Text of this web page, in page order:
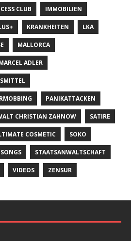
CLUB IMMOBILIEN
KRANKHEITEN LKA
MALLORCA
ADLER
PANIKATTACKEN
CHRISTIAN ZAHNOW SATIRE
COSMETIC SOKO
SONGS STAATSANWALTSCHAFT
VIDEOS ZENSUR